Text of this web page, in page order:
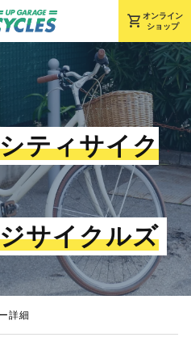
shopping_cart オンライン
ショップ
ティサイク
サイクルズ
詳細